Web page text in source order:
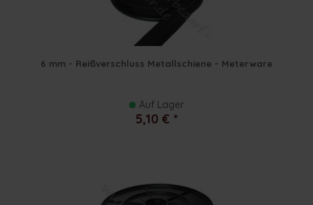
6 mm - Reißverschluss Metallschiene - Meterware
Auf Lager
5,10 € *